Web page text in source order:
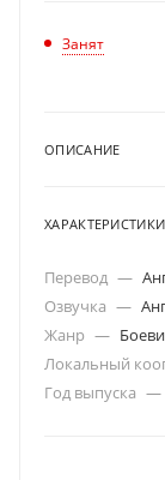
Занят
ОПИСАНИЕ
ХАРАКТЕРИСТИКИ
Перевод —
Озвучка —
Жанр —
Локальный
Год выпуска —